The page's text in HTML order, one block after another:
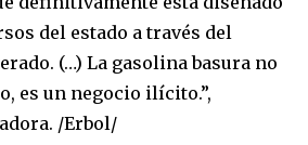
del estado a través del
(…) La gasolina basura no
es un negocio ilícito.”,
/Erbol/